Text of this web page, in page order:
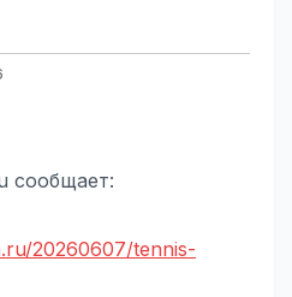
сообщает:
20260607/tennis-